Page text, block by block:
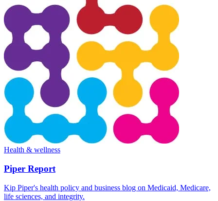
Health & wellness
Piper Report
Kip Piper's health policy and business blog on Medicaid, Medicare,
life sciences, and integrity.